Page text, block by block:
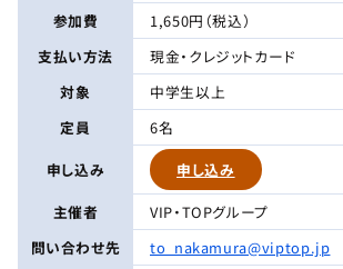
参加費
1,650円（税込）
支払い方法
現金・クレジットカード
対象
中学生以上
定員
6名
申し込み
申し込み
主催者
VIP・TOPグループ
問い合わせ先
to_nakamura@viptop.jp